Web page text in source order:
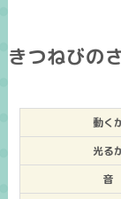
きつねびの
動く
光る
音